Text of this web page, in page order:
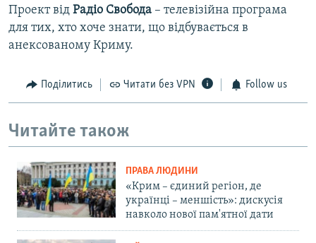
Проект від Радiо Свобода – телевізійна програма
для тих, хто хоче знати, що відбувається в
анексованому Криму.
Поділитись Читати без VPN Follow us
Читайте також
ПРАВА ЛЮДИНИ
«Крим – єдиний регіон, де
українці – меншість»: дискусія
навколо нової пам'ятної дати